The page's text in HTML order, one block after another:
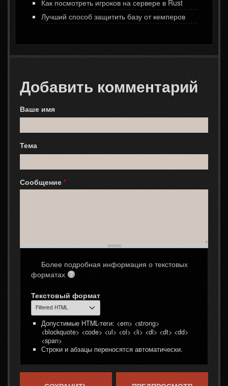
Как посмотреть игроков на сервере в Rust
Лучший способ защитить базу от кемперов
Добавить комментарий
Ваше имя
Тема
Сообщение *
Более подробная информация о текстовых
форматах
Текстовый формат
Допустимые HTML-теги: <em> <strong>
<blockquote> <code> <ul> <ol> <li> <dl> <dt> <dd>
<span>
Строки и абзацы переносятся автоматически.